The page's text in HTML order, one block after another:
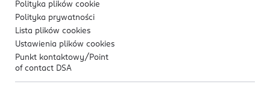
Polityka plików cookie
Polityka prywatności
Lista plików cookies
Ustawienia plików cookies
Punkt kontaktowy/ Point
of contact DSA